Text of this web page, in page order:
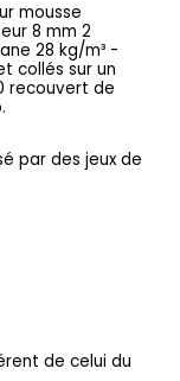
mousse
8 mm 2
28 kg/m³ -
collés sur un
recouvert de
par des jeux de
de celui du